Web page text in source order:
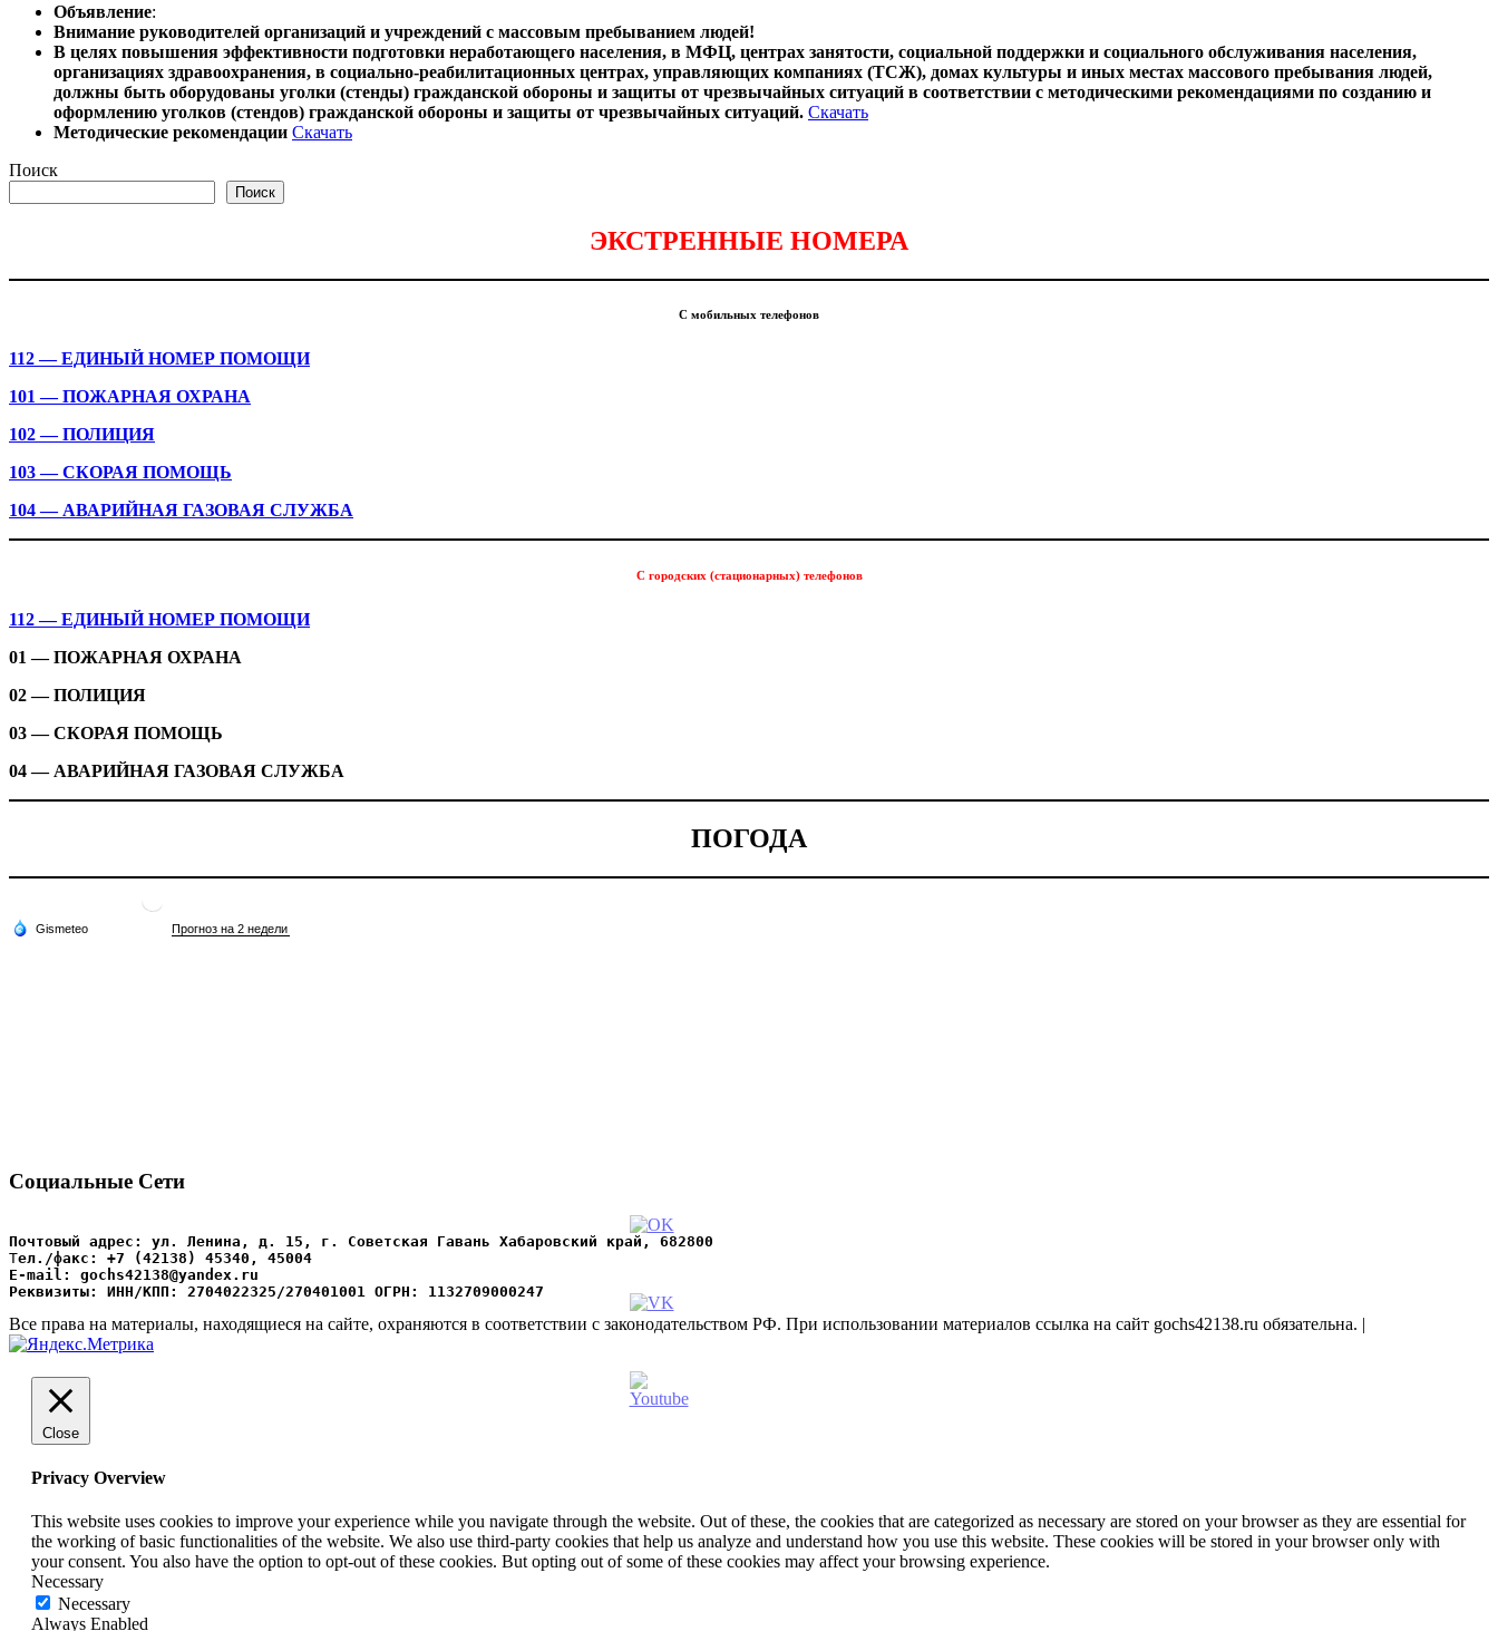
Объявление:
Внимание руководителей организаций и учреждений с массовым пребыванием людей!
В целях повышения эффективности подготовки неработающего населения, в МФЦ, центрах занятости, социальной поддержки и социального обслуживания населения,
организациях здравоохранения, в социально-реабилитационных центрах, управляющих компаниях (ТСЖ), домах культуры и иных местах массового пребывания людей,
должны быть оборудованы уголки (стенды) гражданской обороны и защиты от чрезвычайных ситуаций в соответствии с методическими рекомендациями по созданию и
оформлению уголков (стендов) гражданской обороны и защиты от чрезвычайных ситуаций. Скачать
Методические рекомендации Скачать
Поиск
Поиск
ЭКСТРЕННЫЕ НОМЕРА
С мобильных телефонов
112 — ЕДИНЫЙ НОМЕР ПОМОЩИ
101 — ПОЖАРНАЯ ОХРАНА
102 — ПОЛИЦИЯ
103 — СКОРАЯ ПОМОЩЬ
104 — АВАРИЙНАЯ ГАЗОВАЯ СЛУЖБА
С городских (стационарных) телефонов
112 — ЕДИНЫЙ НОМЕР ПОМОЩИ
01 — ПОЖАРНАЯ ОХРАНА
02 — ПОЛИЦИЯ
03 — СКОРАЯ ПОМОЩЬ
04 — АВАРИЙНАЯ ГАЗОВАЯ СЛУЖБА
ПОГОДА
Социальные Сети
Почтовый адрес: ул. Ленина, д. 15, г. Советская Гавань Хабаровский край, 682800
Тел./факс: +7 (42138) 45340, 45004
Е-mail: gochs42138@yandex.ru
Реквизиты: ИНН/КПП: 2704022325/270401001 ОГРН: 1132709000247
Все права на материалы, находящиеся на сайте, охраняются в соответствии с законодательством РФ. При использовании материалов ссылка на сайт gochs42138.ru обязательна. |
Close
Privacy Overview
This website uses cookies to improve your experience while you navigate through the website. Out of these, the cookies that are categorized as necessary are stored on your browser as they are essential for
the working of basic functionalities of the website. We also use third-party cookies that help us analyze and understand how you use this website. These cookies will be stored in your browser only with
your consent. You also have the option to opt-out of these cookies. But opting out of some of these cookies may affect your browsing experience.
Necessary
Necessary
Always Enabled